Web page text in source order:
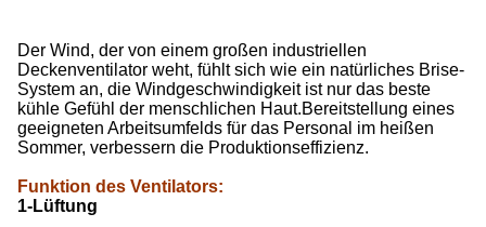
Der Wind, der von einem großen industriellen
Deckenventilator weht, fühlt sich wie ein natürliches Brise-
System an, die Windgeschwindigkeit ist nur das beste
kühle Gefühl der menschlichen Haut.Bereitstellung eines
geeigneten Arbeitsumfelds für das Personal im heißen
Sommer, verbessern die Produktionseffizienz.
Funktion des Ventilators:
1-Lüftung